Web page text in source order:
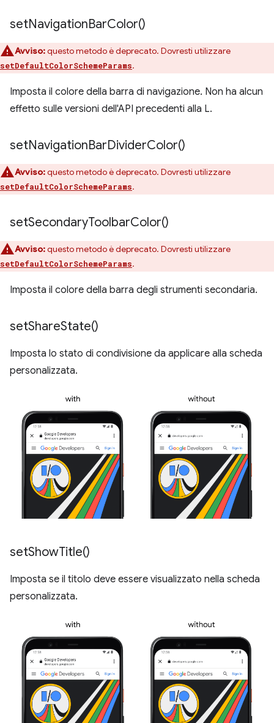
setNavigationBarColor()
Avviso:questo metodo è deprecato. Dovresti utilizzare
setDefaultColorSchemeParams.
Imposta il colore della barra di navigazione. Non ha alcun
effetto sulle versioni dell'API precedenti alla L.
setNavigationBarDividerColor()
Avviso:questo metodo è deprecato. Dovresti utilizzare
setDefaultColorSchemeParams.
setSecondaryToolbarColor()
Avviso:questo metodo è deprecato. Dovresti utilizzare
setDefaultColorSchemeParams.
Imposta il colore della barra degli strumenti secondaria.
setShareState()
Imposta lo stato di condivisione da applicare alla scheda
personalizzata.
setShowTitle()
Imposta se il titolo deve essere visualizzato nella scheda
personalizzata.